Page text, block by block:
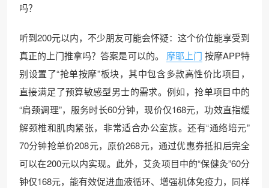
吗？
听到200元以内，不少朋友可能会怀疑：这个价位能享受到
真正的上门推拿吗？答案是可以的。
摩耶上门 按摩APP特
别设置了“抢单按摩”板块，其中包含多款高性价比项目，
直接满足了预算敏感型男士的需求。例如，抢单项目中的
“肩颈调理”，服务时长60分钟，现价仅168元，功效直指缓
解颈椎和肌肉紧张，非常适合办公室族。还有“通络培元”
70分钟抢单价208元，原价268元，通过优惠券抵扣后完全
可以在200元以内实现。此外，艾灸项目中的“保健灸”60分
钟仅168元，能有效促进血液循环、增强机体免疫力，同样